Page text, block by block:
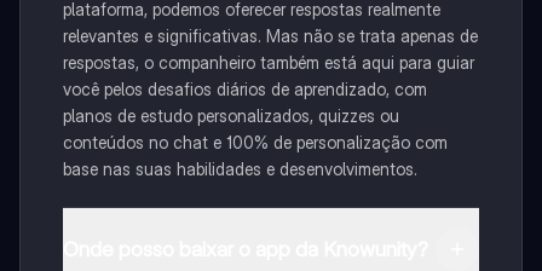
plataforma, podemos oferecer respostas realmente
relevantes e significativas. Mas não se trata apenas de
respostas, o companheiro também está aqui para guiar
você pelos desafios diários de aprendizado, com
planos de estudo personalizados, quizzes ou
conteúdos no chat e 100% de personalização com
base nas suas habilidades e desenvolvimentos.